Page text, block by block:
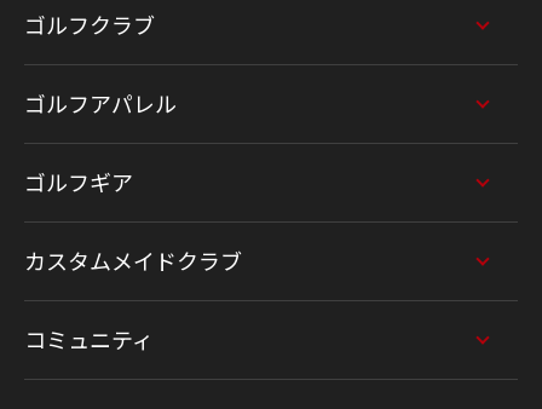
ゴルフクラブ
ゴルフアパレル
ゴルフギア
カスタムメイドクラブ
コミュニティ